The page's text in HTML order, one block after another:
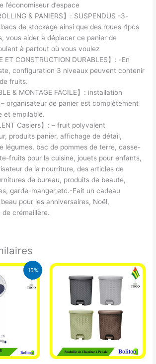
l’économiseur d’espace
& PANIERS】: SUSPENDUS -3-
de stockage ainsi que des roues 4pcs
vous aider à déplacer ce panier de
à partout où vous voulez
ET CONSTRUCTION DURABLES】: -En
configuration 3 niveaux peuvent contenir
fruits.
& MONTAGE FACILE】: installation
organisateur de panier est complètement
et empilable.
Casiers】: – fruit polyvalent
produits panier, affichage de détail,
légumes, bac de pommes de terre, casse-
fruits pour la cuisine, jouets pour enfants,
de la nourriture, des articles de
de bureau, produits de beauté,
garde-manger,etc.-Fait un cadeau
pour les anniversaires, Noël,
de crémaillère.
15%
Le